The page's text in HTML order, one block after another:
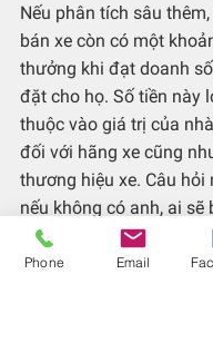
Nếu phân tích sâu
bán xe còn có một
thưởng khi đạt doanh
đặt cho họ. Số tiền này
thuộc vào giá trị của
đối với hãng xe cũng
thương hiệu xe. Câu hỏi
nếu không có anh, ai sẽ
? Nếu khó trả lời thì
sẽ kiếm được nhiều.
Phone Email